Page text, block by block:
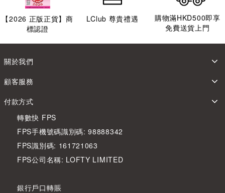
【2026 正版正貨】商
標認證
LClub 尊貴禮遇
購物滿HKD500即享
免費送貨上門
關於我們
顧客服務
付款方式
轉數快 FPS
FPS手機號碼識別碼: 98888342
FPS識別碼: 161721063
FPS公司名稱: LOFTY LIMITED
銀行戶口轉賬